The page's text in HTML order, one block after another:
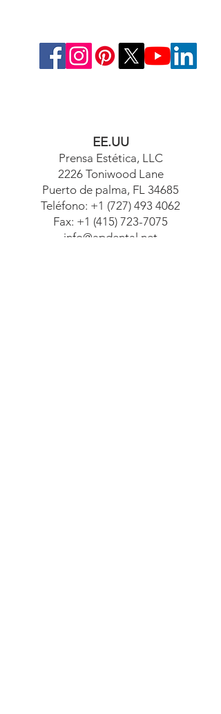
EE.UU
Prensa Estética, LLC
2226 Toniwood Lane
Puerto de palma, FL 34685
Teléfono: +1 (727) 493 4062
Fax: +1 (415) 723-7075
info@apdental.net